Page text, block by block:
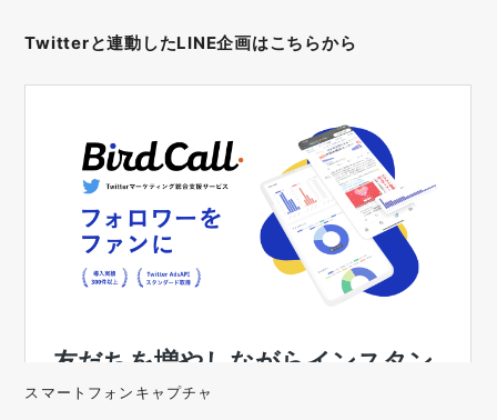
Twitterと連動したLINE企画はこちらから
スマートフォンキャプチャ